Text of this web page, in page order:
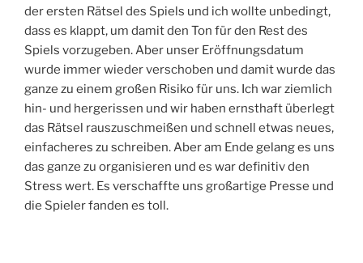
der ersten Rätsel des Spiels und ich wollte unbedingt,
dass es klappt, um damit den Ton für den Rest des
Spiels vorzugeben. Aber unser Eröffnungsdatum
wurde immer wieder verschoben und damit wurde das
ganze zu einem großen Risiko für uns. Ich war ziemlich
hin- und hergerissen und wir haben ernsthaft überlegt
das Rätsel rauszuschmeißen und schnell etwas neues,
einfacheres zu schreiben. Aber am Ende gelang es uns
das ganze zu organisieren und es war definitiv den
Stress wert. Es verschaffte uns großartige Presse und
die Spieler fanden es toll.